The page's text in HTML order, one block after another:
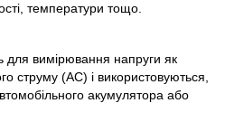
температури тощо.
для вимірювання напруги як
струму (AC) і використовуються,
акумулятора або